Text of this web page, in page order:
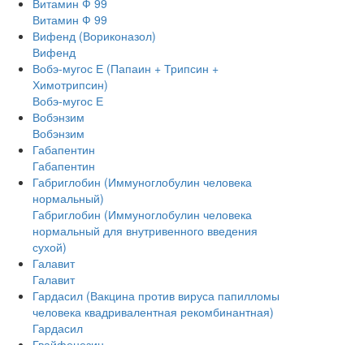
Витамин Ф 99
Витамин Ф 99
Вифенд (Вориконазол)
Вифенд
Вобэ-мугос Е (Папаин + Трипсин +
Химотрипсин)
Вобэ-мугос Е
Вобэнзим
Вобэнзим
Габапентин
Габапентин
Габриглобин (Иммуноглобулин человека
нормальный)
Габриглобин (Иммуноглобулин человека
нормальный для внутривенного введения
сухой)
Галавит
Галавит
Гардасил (Вакцина против вируса папилломы
человека квадривалентная рекомбинантная)
Гардасил